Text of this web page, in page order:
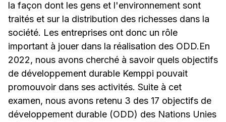
la façon dont les gens et l'environnement sont
traités et sur la distribution des richesses dans la
société. Les entreprises ont donc un rôle
important à jouer dans la réalisation des ODD.En
2022, nous avons cherché à savoir quels objectifs
de développement durable Kemppi pouvait
promouvoir dans ses activités. Suite à cet
examen, nous avons retenu 3 des 17 objectifs de
développement durable (ODD) des Nations Unies